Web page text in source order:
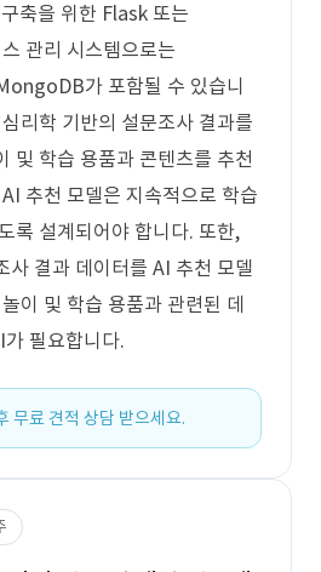
축을 위한 Flask 또는
관리 시스템으로는
가 포함될 수 있습니
리학 기반의 설문조사 결과를
및 학습 용품과 콘텐츠를 추천
추천 모델은 지속적으로 학습
록 설계되어야 합니다. 또한,
사 결과 데이터를 AI 추천 모델
이 및 학습 용품과 관련된 데
필요합니다.
무료 견적 상담 받으세요.